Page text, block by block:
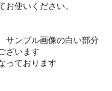
使いください。
サンプル画像の白い部分
ざいます
っております